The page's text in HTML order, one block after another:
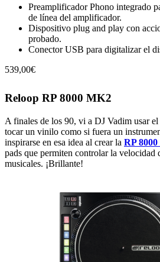
Preamplificador Phono integrado
de línea del amplificador.
Dispositivo plug and play con
probado.
Conector USB para digitalizar el
539,00€
Reloop RP 8000 MK2
A finales de los 90, vi a DJ Vadim usar
tocar un vinilo como si fuera un
inspirarse en esa idea al crear la RP
pads que permiten controlar la velocidad
musicales. ¡Brillante!